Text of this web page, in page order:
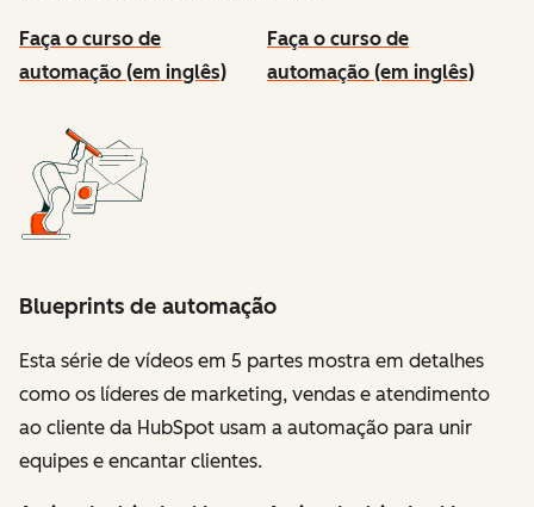
Faça o curso de
automação (em inglês)
Faça o curso de
automação (em inglês)
Blueprints de automação
Esta série de vídeos em 5 partes mostra em detalhes
como os líderes de marketing, vendas e atendimento
ao cliente da HubSpot usam a automação para unir
equipes e encantar clientes.